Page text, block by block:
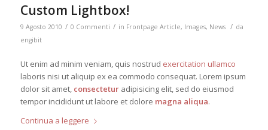
Custom Lightbox!
9 Agosto 2010 / 0 Commenti / in Frontpage Article, Images, News / da
engibit
Ut enim ad minim veniam, quis nostrud exercitation ullamco
laboris nisi ut aliquip ex ea commodo consequat. Lorem ipsum
dolor sit amet, consecteturadipisicing elit, sed do eiusmod
tempor incididunt ut labore et dolore magna aliqua.
Continua a leggere